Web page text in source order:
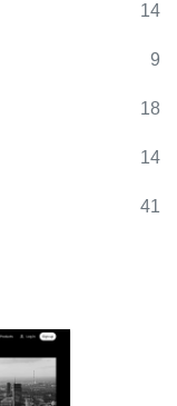
14
9
18
14
41